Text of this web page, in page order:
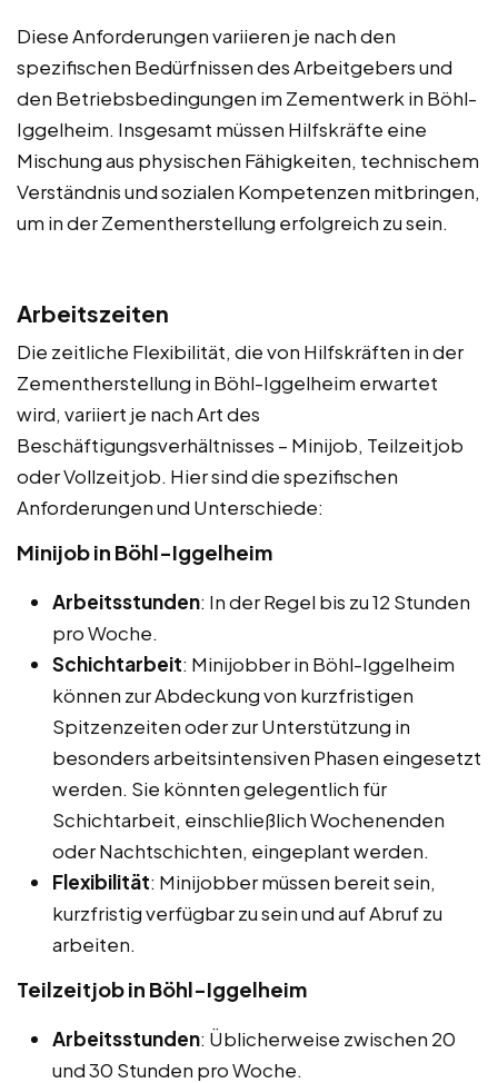
Diese Anforderungen variieren je nach den
spezifischen Bedürfnissen des Arbeitgebers und
den Betriebsbedingungen im Zementwerk in Böhl-
Iggelheim. Insgesamt müssen Hilfskräfte eine
Mischung aus physischen Fähigkeiten, technischem
Verständnis und sozialen Kompetenzen mitbringen,
um in der Zementherstellung erfolgreich zu sein.
Arbeitszeiten
Die zeitliche Flexibilität, die von Hilfskräften in der
Zementherstellung in Böhl-Iggelheim erwartet
wird, variiert je nach Art des
Beschäftigungsverhältnisses – Minijob, Teilzeitjob
oder Vollzeitjob. Hier sind die spezifischen
Anforderungen und Unterschiede:
Minijob in Böhl-Iggelheim
Arbeitsstunden: In der Regel bis zu 12 Stunden
pro Woche.
Schichtarbeit: Minijobber in Böhl-Iggelheim
können zur Abdeckung von kurzfristigen
Spitzenzeiten oder zur Unterstützung in
besonders arbeitsintensiven Phasen eingesetzt
werden. Sie könnten gelegentlich für
Schichtarbeit, einschließlich Wochenenden
oder Nachtschichten, eingeplant werden.
Flexibilität: Minijobber müssen bereit sein,
kurzfristig verfügbar zu sein und auf Abruf zu
arbeiten.
Teilzeitjob in Böhl-Iggelheim
Arbeitsstunden: Üblicherweise zwischen 20
und 30 Stunden pro Woche.